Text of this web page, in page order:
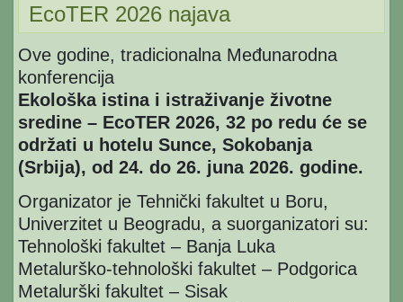
EcoTER 2026 najava
Ove godine, tradicionalna Međunarodna
konferencija
Ekološka istina i istraživanje životne
sredine – EcoTER 2026, 32 po redu će se
održati u hotelu Sunce, Sokobanja
(Srbija), od 24. do 26. juna 2026. godine.
Organizator je Tehnički fakultet u Boru,
Univerzitet u Beogradu, a suorganizatori su:
Tehnološki fakultet – Banja Luka
Metalurško-tehnološki fakultet – Podgorica
Metalurški fakultet – Sisak